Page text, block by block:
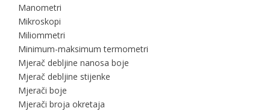
Manometri
Mikroskopi
Miliommetri
Minimum-maksimum termometri
Mjerač debljine nanosa boje
Mjerač debljine stijenke
Mjerači boje
Mjerači broja okretaja